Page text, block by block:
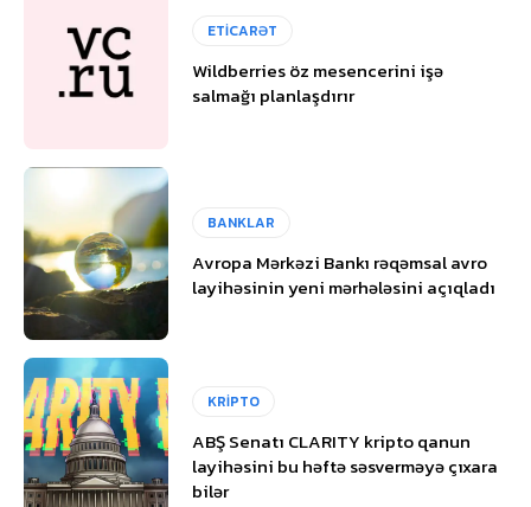
ETİCARƏT
Wildberries öz mesencerini işə
salmağı planlaşdırır
BANKLAR
Avropa Mərkəzi Bankı rəqəmsal avro
layihəsinin yeni mərhələsini açıqladı
KRİPTO
ABŞ Senatı CLARITY kripto qanun
layihəsini bu həftə səsverməyə çıxara
bilər